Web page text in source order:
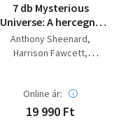
7 db Mysterious
Universe: A hercegnő
nyakéke; Az Evolvens
kalózai; Ellopni egy
nap ez a halálra;
Sötétség előtt;
Ütközet a Meridim
Anthony Sheenard
Harrison Fawcett
Online ár:
19 990 Ft